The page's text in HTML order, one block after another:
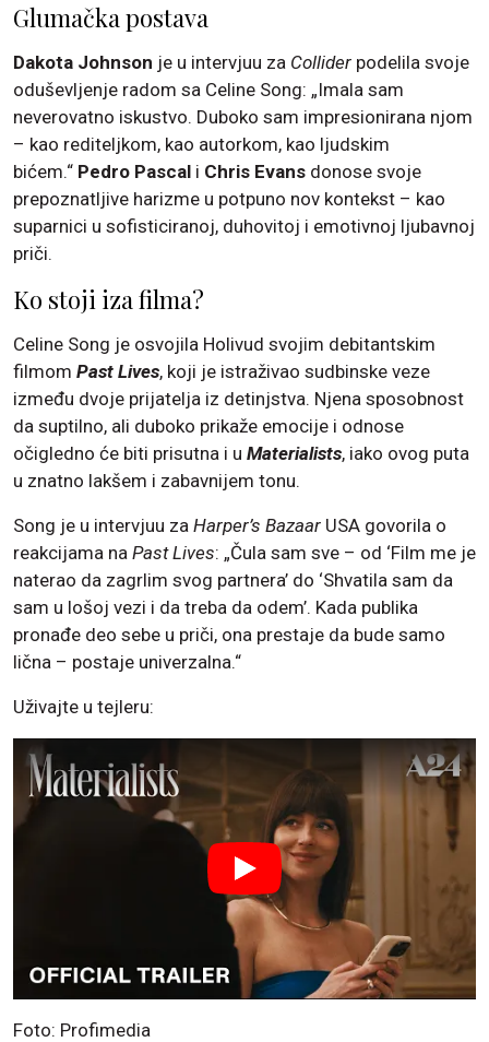
Glumačka postava
Dakota Johnson je u intervjuu za Collider podelila svoje
oduševljenje radom sa Celine Song: „Imala sam
neverovatno iskustvo. Duboko sam impresionirana njom
– kao rediteljkom, kao autorkom, kao ljudskim
bićem.“ Pedro Pascal i Chris Evans donose svoje
prepoznatljive harizme u potpuno nov kontekst – kao
suparnici u sofisticiranoj, duhovitoj i emotivnoj ljubavnoj
priči.
Ko stoji iza filma?
Celine Song je osvojila Holivud svojim debitantskim
filmom Past Lives, koji je istraživao sudbinske veze
između dvoje prijatelja iz detinjstva. Njena sposobnost
da suptilno, ali duboko prikaže emocije i odnose
očigledno će biti prisutna i u Materialists, iako ovog puta
u znatno lakšem i zabavnijem tonu.
Song je u intervjuu za Harper’s Bazaar USA govorila o
reakcijama na Past Lives: „Čula sam sve – od ‘Film me je
naterao da zagrlim svog partnera’ do ‘Shvatila sam da
sam u lošoj vezi i da treba da odem’. Kada publika
pronađe deo sebe u priči, ona prestaje da bude samo
lična – postaje univerzalna.“
Uživajte u tejleru:
Foto: Profimedia